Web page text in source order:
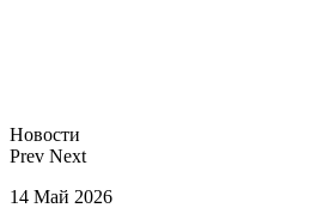
Новости
Prev Next
14 Май 2026